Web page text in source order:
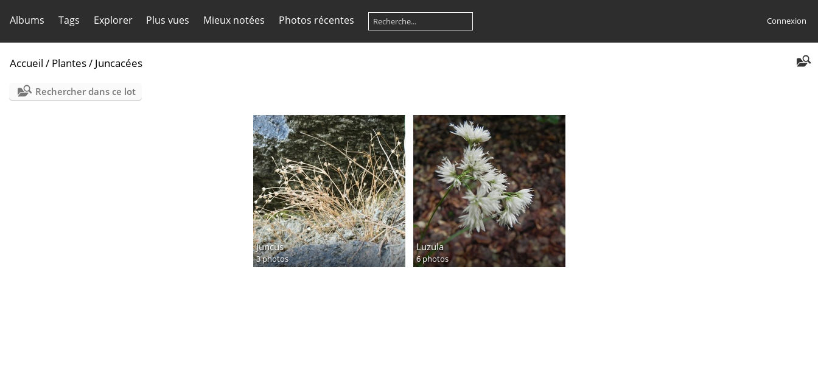
Albums Tags Explorer Plus vues Mieux notées Photos récentes Connexion
Accueil / Plantes/ Juncacées
Rechercher dans ce lot
Juncus
3 photos
Luzula
6 photos